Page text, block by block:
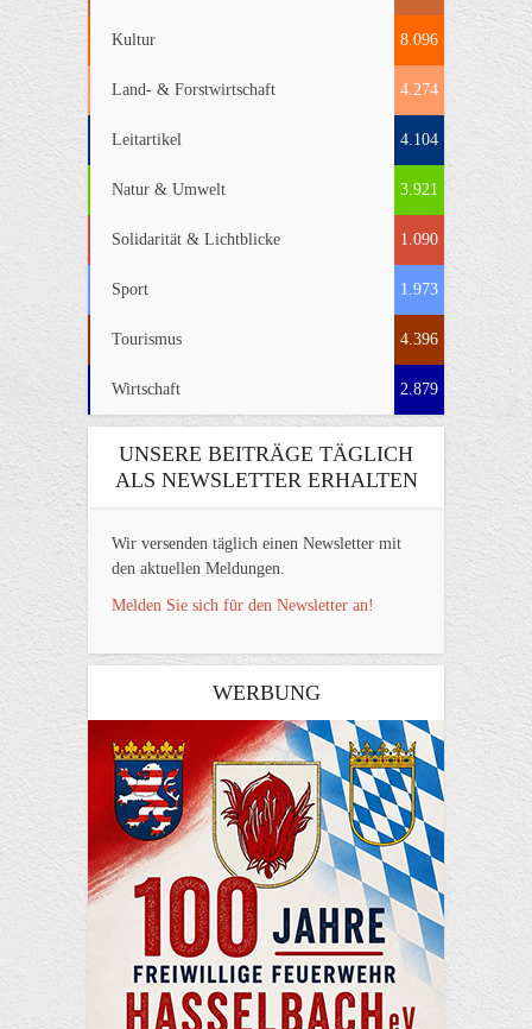
Kultur 8.096
Land- & Forstwirtschaft 4.274
Leitartikel 4.104
Natur & Umwelt 3.921
Solidarität & Lichtblicke 1.090
Sport 1.973
Tourismus 4.396
Wirtschaft 2.879
UNSERE BEITRÄGE TÄGLICH
ALS NEWSLETTER ERHALTEN
Wir versenden täglich einen Newsletter mit
den aktuellen Meldungen.
Melden Sie sich für den Newsletter an!
WERBUNG